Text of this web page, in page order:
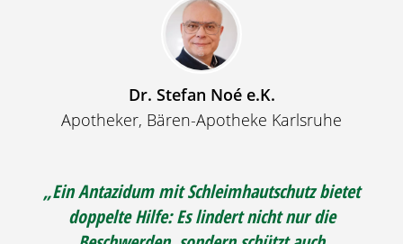
Dr. Stefan Noé e.K.
Apotheker, Bären-Apotheke Karlsruhe
„Ein Antazidum mit Schleimhautschutz bietet
doppelte Hilfe: Es lindert nicht nur die